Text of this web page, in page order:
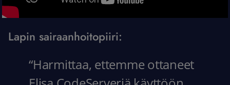
Lapin sairaanhoitopiiri:
“Harmittaa, ettemme ottaneet